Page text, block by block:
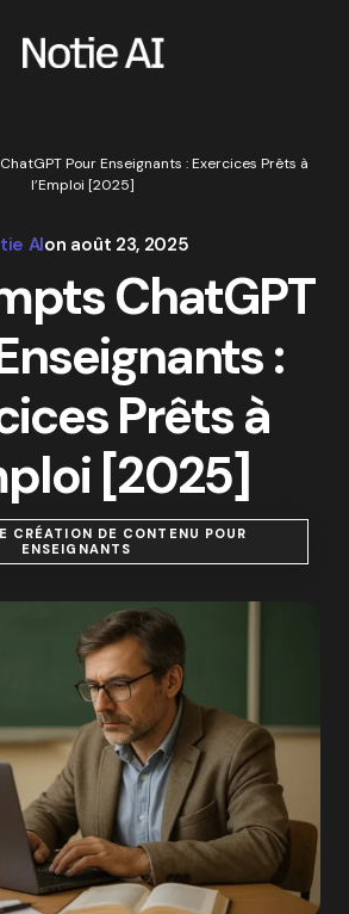
Pour Enseignants : Exercices Prêts à
l’Emploi [2025]
AIon août 23, 2025
ChatGPT
:
Prêts à
[2025]
CRÉATION DE CONTENU POUR
ENSEIGNANTS